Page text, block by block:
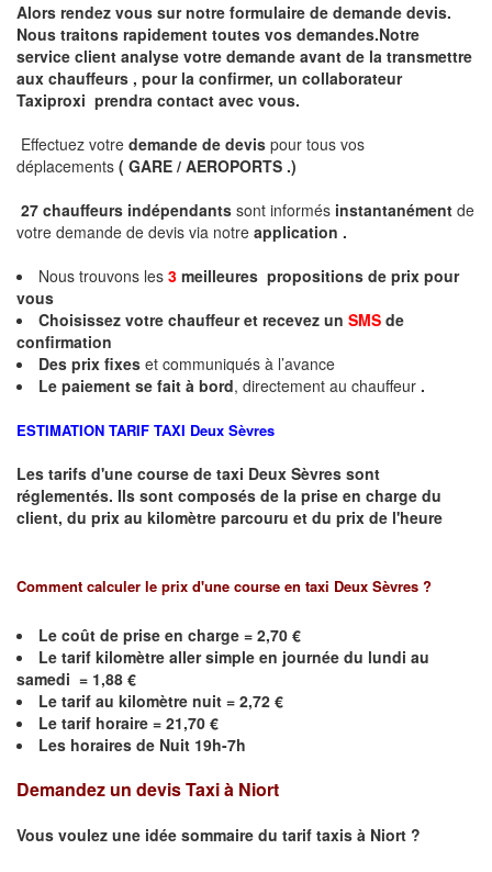
Alors rendez vous sur notre formulaire de demande devis.
Nous traitons rapidement toutes vos demandes.Notre
service client analyse votre demande avant de la transmettre
aux chauffeurs , pour la confirmer, un collaborateur
Taxiproxi prendra contact avec vous.
Effectuez votre demande de devis pour tous vos
déplacements ( GARE / AEROPORTS .)
27 chauffeurs indépendants sont informés instantanément de
votre demande de devis via notre application .
Nous trouvons les 3 meilleures propositions de prix pour
vous
Choisissez votre chauffeur et recevez un SMS de
confirmation
Des prix fixes et communiqués à l’avance
Le paiement se fait à bord, directement au chauffeur .
ESTIMATION TARIF TAXI Deux Sèvres
Les tarifs d'une course de taxi Deux Sèvres sont
réglementés. Ils sont composés de la prise en charge du
client, du prix au kilomètre parcouru et du prix de l'heure
Comment calculer le prix d'une course en taxi Deux Sèvres ?
Le coût de prise en charge = 2,70 €
Le tarif kilomètre aller simple en journée du lundi au
samedi = 1,88 €
Le tarif au kilomètre nuit = 2,72 €
Le tarif horaire = 21,70 €
Les horaires de Nuit 19h-7h
Demandez un devis Taxi à Niort
Vous voulez une idée sommaire du tarif taxis à Niort ?